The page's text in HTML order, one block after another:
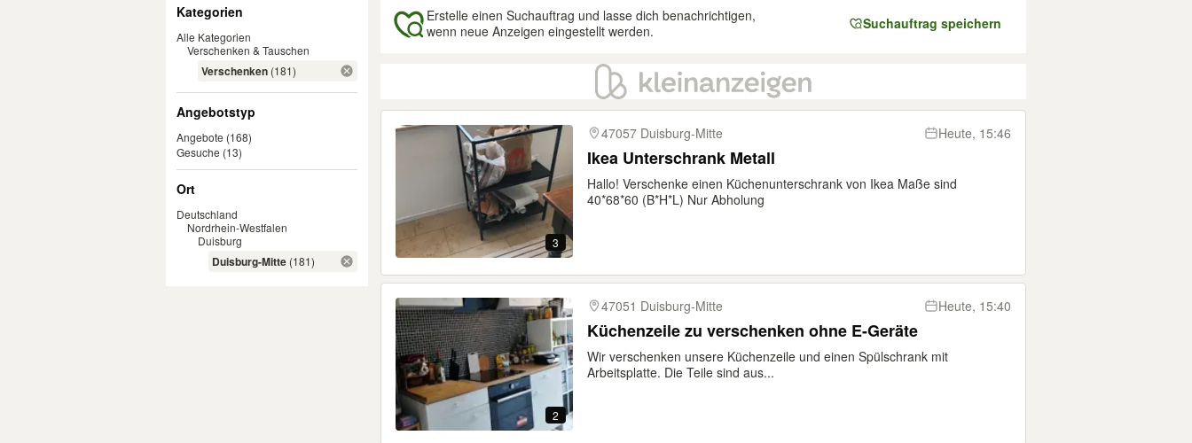
Kategorien
Alle Kategorien
Verschenken & Tauschen
Verschenken (181)
Angebotstyp
Angebote (168)
Gesuche (13)
Ort
Deutschland
Nordrhein-Westfalen
Duisburg
Duisburg-Mitte (181)
Erstelle einen Suchauftrag und lasse dich benachrichtigen,
wenn neue Anzeigen eingestellt werden.
Suchauftrag speichern
Ergebnisse
3
47057 Duisburg-Mitte Heute, 15:46
Ikea Unterschrank Metall
Hallo! Verschenke einen Küchenunterschrank von Ikea Maße sind
40*68*60 (B*H*L) Nur Abholung
2
47051 Duisburg-Mitte Heute, 15:40
Küchenzeile zu verschenken ohne E-Geräte
Wir verschenken unsere Küchenzeile und einen Spülschrank mit
Arbeitsplatte. Die Teile sind aus...